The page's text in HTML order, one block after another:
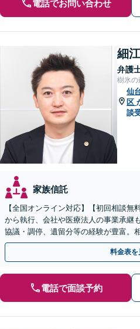
電話でお問い合わせ
細
弁護
樹氷の
仙
区
談
家族信託
【全国オンライン対応】【初回相談無
から執行、会社や医療法人の事業承継
協議・調停、遺留分等の経験が豊富。
があるため、お早めにご相談ください
料金表を
電話で面談予約